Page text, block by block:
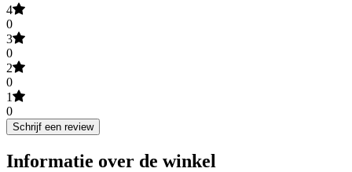
4
0
3
0
2
0
1
0
Schrijf een review
Informatie over de winkel